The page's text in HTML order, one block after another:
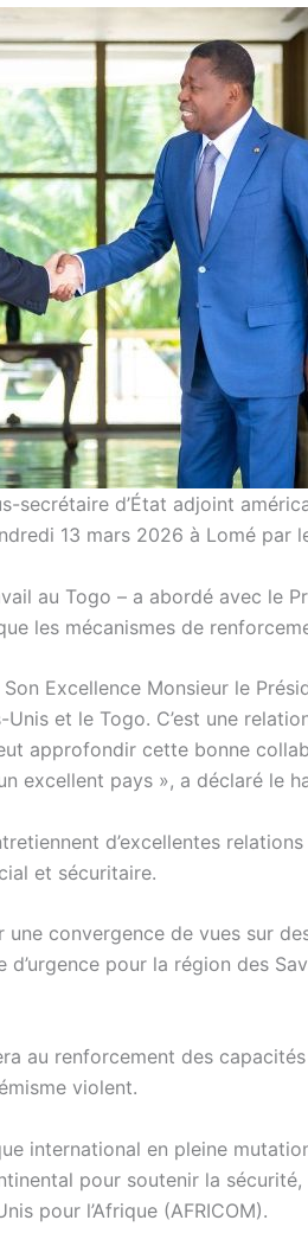
secrétaire d’État adjoint
13 mars 2026 à Lomé par
au Togo – a abordé avec le
les mécanismes de
Son Excellence Monsieur le
et le Togo. C’est une
approfondir cette bonne
excellent pays », a déclaré le
d’excellentes
et sécuritaire.
convergence de vues sur
d’urgence pour la région des
au renforcement des
violent.
international en pleine
pour soutenir la
pour l’Afrique (AFRICOM).